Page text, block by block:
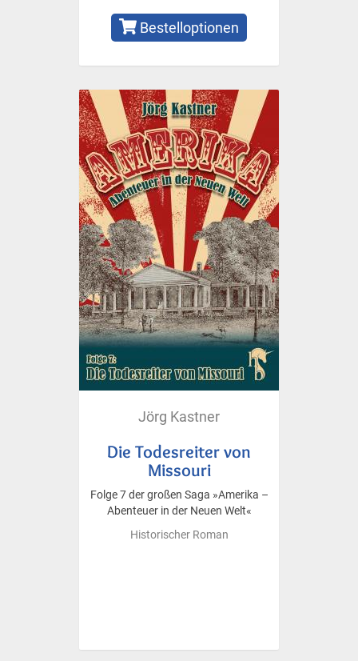
Bestelloptionen
Jörg Kastner
Die Todesreiter von
Missouri
Folge 7 der großen Saga »Amerika –
Abenteuer in der Neuen Welt«
Historischer Roman